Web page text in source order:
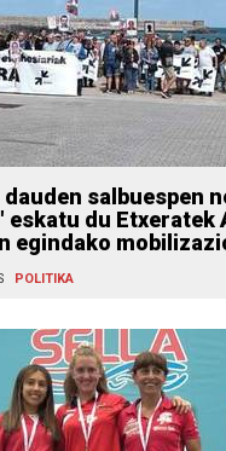
salbuespen
eskatu du Etxeratek
egindako
POLITIKA